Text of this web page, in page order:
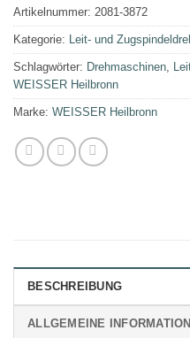
Artikelnummer: 2081-3872
Kategorie: Leit- und
Schlagwörter: Drehmaschinen,
WEISSER Heilbronn
Marke: WEISSER Heilbronn
BESCHREIBUNG
ALLGEMEINE